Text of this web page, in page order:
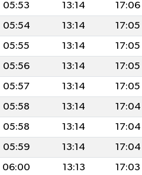
05:53 13:14 17:06
05:54 13:14 17:05
05:55 13:14 17:05
05:56 13:14 17:05
05:57 13:14 17:05
05:58 13:14 17:04
05:58 13:14 17:04
05:59 13:14 17:04
06:00 13:13 17:03